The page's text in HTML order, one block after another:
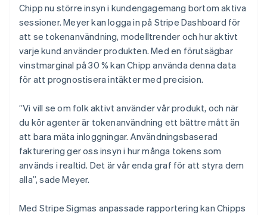
Chipp nu större insyn i kundengagemang bortom aktiva
sessioner. Meyer kan logga in på Stripe Dashboard för
att se tokenanvändning, modelltrender och hur aktivt
varje kund använder produkten. Med en förutsägbar
vinstmarginal på 30 % kan Chipp använda denna data
för att prognostisera intäkter med precision.
”Vi vill se om folk aktivt använder vår produkt, och när
du kör agenter är tokenanvändning ett bättre mått än
att bara mäta inloggningar. Användningsbaserad
fakturering ger oss insyn i hur många tokens som
används i realtid. Det är vår enda graf för att styra dem
alla”, sade Meyer.
Med Stripe Sigmas anpassade rapportering kan Chipps